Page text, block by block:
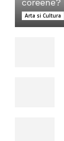
coreene?
Arta si Cultura